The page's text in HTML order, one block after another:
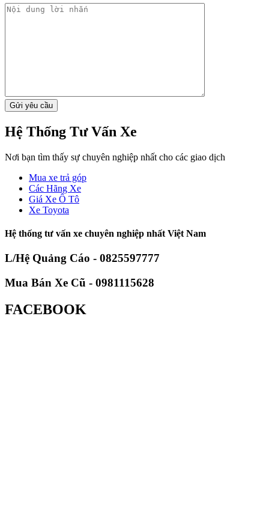
Hệ Thống Tư Vấn Xe
Nơi bạn tìm thấy sự chuyên nghiệp nhất cho các giao dịch
Mua xe trả góp
Các Hãng Xe
Giá Xe Ô Tô
Xe Toyota
Hệ thống tư vấn xe chuyên nghiệp nhất Việt Nam
L/Hệ Quảng Cáo - 0825597777
Mua Bán Xe Cũ - 0981115628
FACEBOOK